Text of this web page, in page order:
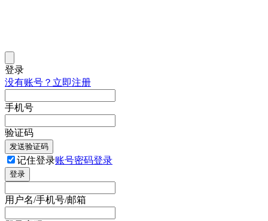
登录
没有账号？立即注册
手机号
验证码
发送验证码
记住登录账号密码登录
登录
用户名/手机号/邮箱